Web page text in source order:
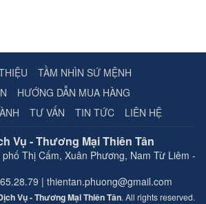
TẦM NHÌN SỨ MỆNH
HƯỚNG DẪN MUA HÀNG
TƯ VẤN TIN TỨC LIÊN HỆ
Vụ - Thương Mại Thiên Tân
Thị Cấm, Xuân Phương, Nam Từ Liêm -
| thientan.phuong@gmail.com
Vụ - Thương Mại Thiên Tân. All rights reserved.